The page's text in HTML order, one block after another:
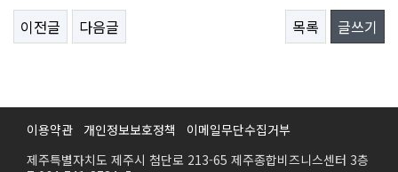
이전글 다음글 목록 글쓰기
이용약관 개인정보보호정책
이메일무단수집거부
제주특별자치도 제주시 첨단로 213-65 제주종합비즈니스센터 3층